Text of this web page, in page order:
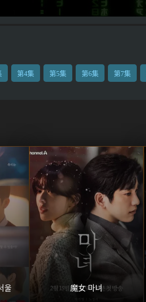
第4集 第5集 第6集 第7集
울 魔女 마녀